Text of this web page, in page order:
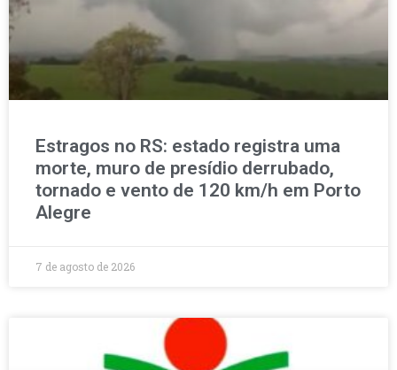
Estragos no RS: estado registra uma
morte, muro de presídio derrubado,
tornado e vento de 120 km/h em Porto
Alegre
7 de agosto de 2026